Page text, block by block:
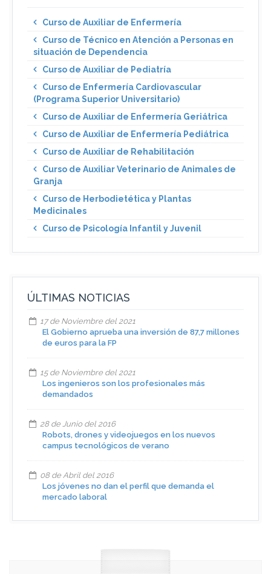
Curso de Auxiliar de Enfermería
Curso de Técnico en Atención a Personas en
situación de Dependencia
Curso de Auxiliar de Pediatría
Curso de Enfermería Cardiovascular
(Programa Superior Universitario)
Curso de Auxiliar de Enfermería Geriátrica
Curso de Auxiliar de Enfermería Pediátrica
Curso de Auxiliar de Rehabilitación
Curso de Auxiliar Veterinario de Animales de
Granja
Curso de Herbodietética y Plantas
Medicinales
Curso de Psicología Infantil y Juvenil
ÚLTIMAS NOTICIAS
17 de Noviembre del 2021
El Gobierno aprueba una inversión de 87,7 millones
de euros para la FP
15 de Noviembre del 2021
Los ingenieros son los profesionales más
demandados
28 de Junio del 2016
Robots, drones y videojuegos en los nuevos
campus tecnológicos de verano
08 de Abril del 2016
Los jóvenes no dan el perfil que demanda el
mercado laboral